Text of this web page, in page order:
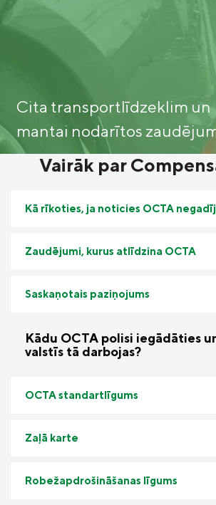
Cita transportlīdzeklim un
mantai nodarītos
Vairāk par
Kā rīkoties, ja noticies OCTA
Zaudējumi, kurus atlīdzina OCTA
Saskaņotais paziņojums
Kādu OCTA polisi iegādāties
valstīs tā darbojas?
OCTA standartlīgums
Zaļā karte
Robežapdrošināšanas līgums